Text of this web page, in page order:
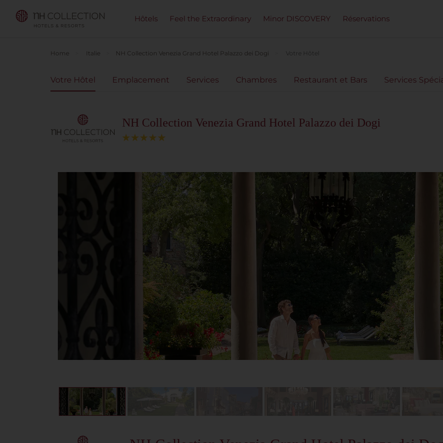
Hôtels Feel the Extraordinary Minor DISCOVERY Réservations
Home Italie NH Collection Venezia Grand Hotel Palazzo dei Dogi Votre Hôtel
Votre Hôtel Emplacement Services Chambres Restaurant et Bars Services
NH Collection Venezia Grand Hotel Palazzo dei Dogi